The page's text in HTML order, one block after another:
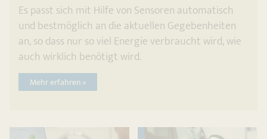
Es passt sich mit Hilfe von Sensoren automatisch
und bestmöglich an die aktuellen Gegebenheiten
an, so dass nur so viel Energie verbraucht wird, wie
auch wirklich benötigt wird.
Mehr erfahren »